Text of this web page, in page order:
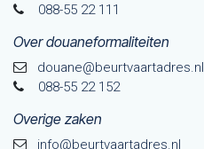
088-55 22 111
Over douaneformaliteiten
douane@beurtvaarta​dres.nl
088-55 22 152
Overige zaken
info@beurtvaartadres.nl